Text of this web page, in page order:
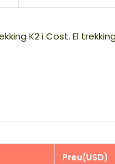
K2 i Cost. El
Preu(USD)